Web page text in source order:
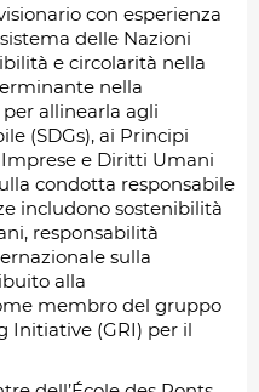
con esperienza
delle Nazioni
e circolarità nella
nella
allinearla agli
(SDGs), ai Principi
e Diritti Umani
condotta responsabile
includono sostenibilità
responsabilità
sulla
alla
membro del gruppo
Initiative (GRI) per il